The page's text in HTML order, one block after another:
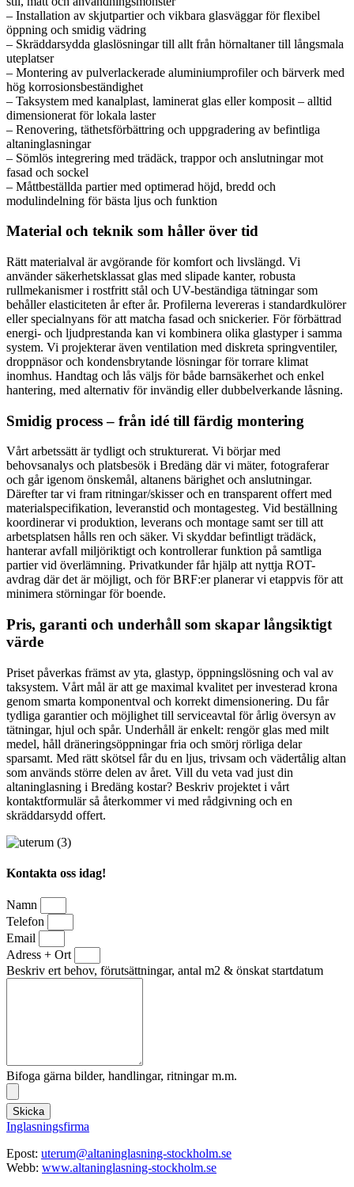
– Installation av skjutpartier och vikbara glasväggar för flexibel
öppning och smidig vädring
– Skräddarsydda glaslösningar till allt från hörnaltaner till långsmala
uteplatser
– Montering av pulverlackerade aluminiumprofiler och bärverk med
hög korrosionsbeständighet
– Taksystem med kanalplast, laminerat glas eller komposit – alltid
dimensionerat för lokala laster
– Renovering, täthetsförbättring och uppgradering av befintliga
altaninglasningar
– Sömlös integrering med trädäck, trappor och anslutningar mot
fasad och sockel
– Måttbeställda partier med optimerad höjd, bredd och
modulindelning för bästa ljus och funktion
Material och teknik som håller över tid
Rätt materialval är avgörande för komfort och livslängd. Vi
använder säkerhetsklassat glas med slipade kanter, robusta
rullmekanismer i rostfritt stål och UV-beständiga tätningar som
behåller elasticiteten år efter år. Profilerna levereras i standardkulörer
eller specialnyans för att matcha fasad och snickerier. För förbättrad
energi- och ljudprestanda kan vi kombinera olika glastyper i samma
system. Vi projekterar även ventilation med diskreta springventiler,
droppnäsor och kondensbrytande lösningar för torrare klimat
inomhus. Handtag och lås väljs för både barnsäkerhet och enkel
hantering, med alternativ för invändig eller dubbelverkande låsning.
Smidig process – från idé till färdig montering
Vårt arbetssätt är tydligt och strukturerat. Vi börjar med
behovsanalys och platsbesök i Bredäng där vi mäter, fotograferar
och går igenom önskemål, altanens bärighet och anslutningar.
Därefter tar vi fram ritningar/skisser och en transparent offert med
materialspecifikation, leveranstid och montagesteg. Vid beställning
koordinerar vi produktion, leverans och montage samt ser till att
arbetsplatsen hålls ren och säker. Vi skyddar befintligt trädäck,
hanterar avfall miljöriktigt och kontrollerar funktion på samtliga
partier vid överlämning. Privatkunder får hjälp att nyttja ROT-
avdrag där det är möjligt, och för BRF:er planerar vi etappvis för att
minimera störningar för boende.
Pris, garanti och underhåll som skapar långsiktigt
värde
Priset påverkas främst av yta, glastyp, öppningslösning och val av
taksystem. Vårt mål är att ge maximal kvalitet per investerad krona
genom smarta komponentval och korrekt dimensionering. Du får
tydliga garantier och möjlighet till serviceavtal för årlig översyn av
tätningar, hjul och spår. Underhåll är enkelt: rengör glas med milt
medel, håll dräneringsöppningar fria och smörj rörliga delar
sparsamt. Med rätt skötsel får du en ljus, trivsam och vädertålig altan
som används större delen av året. Vill du veta vad just din
altaninglasning i Bredäng kostar? Beskriv projektet i vårt
kontaktformulär så återkommer vi med rådgivning och en
skräddarsydd offert.
Kontakta oss idag!
Namn
Telefon
Email
Adress + Ort
Beskriv ert behov, förutsättningar, antal m2 & önskat startdatum
Bifoga gärna bilder, handlingar, ritningar m.m.
Skicka
Inglasningsfirma
Epost: uterum@altaninglasning-stockholm.se
Webb: www.altaninglasning-stockholm.se